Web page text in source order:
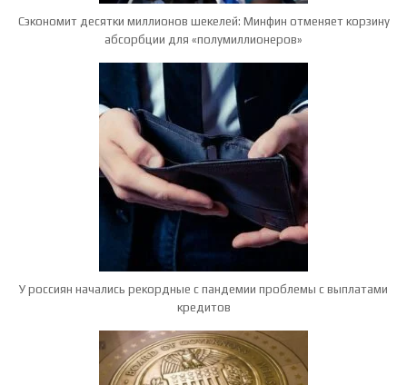
Сэкономит десятки миллионов шекелей: Минфин отменяет корзину
абсорбции для «полумиллионеров»
У россиян начались рекордные с пандемии проблемы с выплатами
кредитов